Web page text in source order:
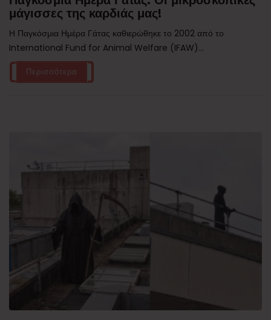
μάγισσες της καρδιάς μας!
Η Παγκόσμια Ημέρα Γάτας καθιερώθηκε το 2002 από το
International Fund for Animal Welfare (IFAW)...
Περισσότερα